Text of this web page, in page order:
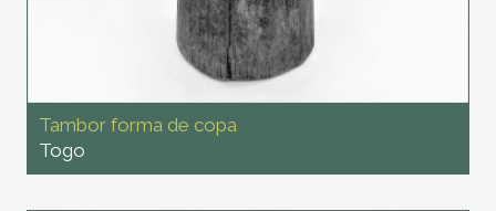
Tambor forma de copa
Togo